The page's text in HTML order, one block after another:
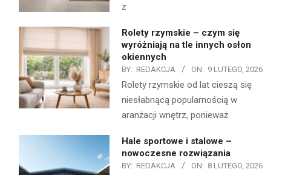
z
Rolety rzymskie – czym się
wyróżniają na tle innych osłon
okiennych
BY: REDAKCJA ON: 9 LUTEGO, 2026
Rolety rzymskie od lat cieszą się
niesłabnącą popularnością w
aranżacji wnętrz, ponieważ
Hale sportowe i stalowe –
nowoczesne rozwiązania
BY: REDAKCJA ON: 8 LUTEGO, 2026